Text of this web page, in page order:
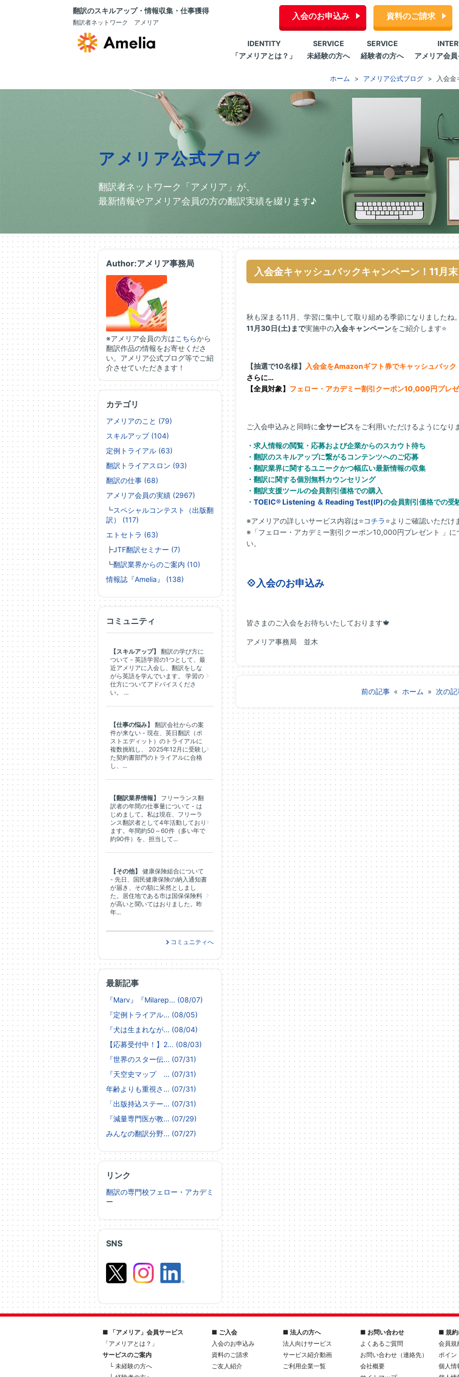
翻訳のスキルアップ・情報収集・仕事獲得
翻訳者ネットワーク アメリア
入会のお申込み 資料のご請求
IDENTITY
「アメリアとは？」
SERVICE
未経験の方へ
SERVICE
経験者の方へ
アメリア会
ホーム アメリア公式ブログ 入会金
アメリア公式ブログ
翻訳者ネットワーク「アメリア」が、
最新情報やアメリア会員の方の翻訳実績を綴ります♪
入会金キャッシュバックキャンペーン！11月
秋も深まる11月、学習に集中して取り組める季節になりましたね
11月30日(土)まで実施中の入会キャンペーンをご紹介します⭐
【抽選で10名様】
入会金をAmazonギフト券でキャッシュバック
さらに…
【全員対象】 フェロー・アカデミー割引クーポン10,000円プレ
ご入会申込みと同時に全サービスをご利用いただけるようになり
・求人情報の閲覧・応募および企業からのスカウト待ち
・翻訳のスキルアップに繋がるコンテンツへのご応募
・翻訳業界に関するユニークかつ幅広い最新情報の収集
・翻訳に関する個別無料カウンセリング
・翻訳支援ツールの会員割引価格での購入
・ TOEIC® Listening ＆ Reading Test(IP)の会員割引価格での受
※アメリアの詳しいサービス内容は⭐コチラ⭐よりご確認いただけ
※「フェロー・アカデミー割引クーポン10,000円プレゼント 」に
い。
💠入会のお申込み
皆さまのご入会をお待ちいたしております🍁
アメリア事務局 並木
前の記事 « ホーム » 次の
Author:アメリア事務局
※アメリア会員の方はこちらから
翻訳作品の情報をお寄せくださ
い。アメリア公式ブログ等でご紹
介させていただきます！
SNS
カテゴリ
アメリアのこと (79)
スキルアップ (104)
定例トライアル (63)
翻訳トライアスロン (93)
翻訳の仕事 (68)
アメリア会員の実績 (2967)
┗スペシャルコンテスト（出版翻
訳） (117)
エトセトラ (63)
┣JTF翻訳セミナー (7)
┗翻訳業界からのご案内 (10)
情報誌『Amelia』 (138)
最新記事
『Marv』『Milarep... (08/07)
『定例トライアル... (08/05)
『犬は生まれなが... (08/04)
【応募受付中！】2... (08/03)
『世界のスター伝... (07/31)
『天空史マップ ... (07/31)
年齢よりも重視さ... (07/31)
「出版持込ステー... (07/31)
『減量専門医が教... (07/29)
みんなの翻訳分野... (07/27)
リンク
翻訳の専門校フェロー・アカデミ
ー
コミュニティ
【スキルアップ】
翻訳の学び方に
ついて - 英語学習の1つとして、最
近アメリアに入会し、翻訳をしな
がら英語を学んでいます。 学習の
仕方についてアドバイスくださ
い。 ...
【仕事の悩み】
翻訳会社からの案
件が来ない - 現在、英日翻訳（ポ
ストエディット）のトライアルに
複数挑戦し、 2025年12月に受験し
た契約書部門のトライアルに合格
し、...
【翻訳業界情報】
フリーランス翻
訳者の年間の仕事量について - は
じめまして。私は現在、フリーラ
ンス翻訳者として4年活動しており
ます。年間約50～60件（多い年で
約90件）を、担当して...
【その他】
健康保険組合について
- 先日、国民健康保険の納入通知書
が届き、その額に呆然としまし
た。居住地である市は国保保険料
が高いと聞いてはおりました。昨
年...
コミュニティへ
■ 「アメリア」会員サービス
「アメリアとは？」
サービスのご案内
└ 未経験の方へ
■ ご入会
入会のお申込み
資料のご請求
ご友人紹介
■ 法人の方へ
法人向けサービス
サービス紹介動画
ご利用企業一覧
■ お問い合わせ
よくあるご質問
お問い合わせ（連絡先）
会社概要
■ 規約
会員規
ポイン
個人情